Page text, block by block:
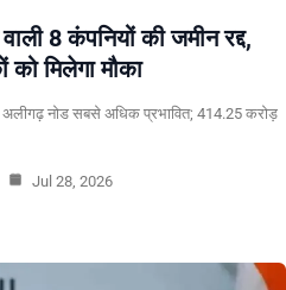
8 कंपनियों की जमीन रद्द,
मिलेगा मौका
अलीगढ़ नोड सबसे अधिक प्रभावित; 414.25 करोड़
Jul 28, 2026